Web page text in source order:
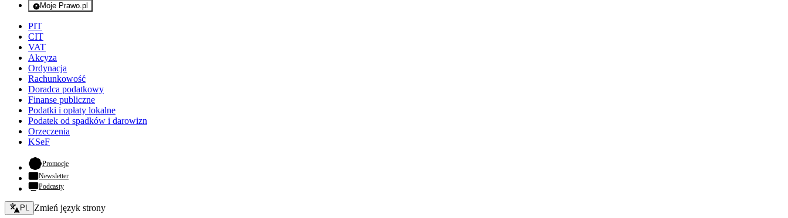
Moje Prawo.pl
- rejestracja i logowanie do serwisu
PIT
CIT
VAT
Akcyza
Ordynacja
Rachunkowość
Doradca podatkowy
Finanse publiczne
Podatki i opłaty lokalne
Podatek od spadków i darowizn
Orzeczenia
KSeF
Promocje- otwiera się w nowej karcie
Newsletter
Podcasty
Zmień język - bieżący:
PL Zmień język strony